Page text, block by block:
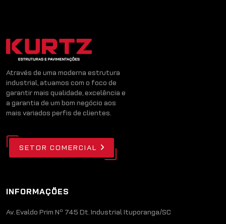
Através de uma moderna estrutura
industrial, atuamos com o foco de
garantir mais qualidade, excelência e
a garantia de um bom negócio aos
mais variados perfis de clientes.
SETOR COMERCIAL
INFORMAÇÕES
Av. Evaldo Prim Nº 745 Dt. Industrial Ituporanga/SC